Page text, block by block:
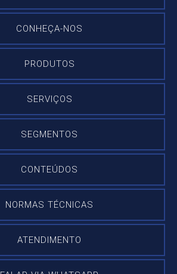
CONHEÇA-NOS
PRODUTOS
SERVIÇOS
SEGMENTOS
CONTEÚDOS
NORMAS TÉCNICAS
ATENDIMENTO